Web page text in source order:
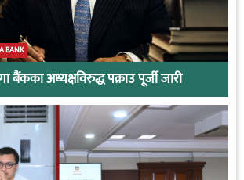
BANK
बैंकका अध्यक्षविरुद्ध पक्राउ पूर्जी जारी